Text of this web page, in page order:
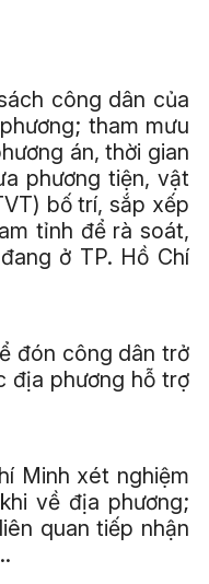
công dân của
tham mưu
án, thời gian
phương tiện, vật
bố trí, sắp xếp
tỉnh để rà soát,
ở TP. Hồ Chí
đón công dân trở
địa phương hỗ trợ
Minh xét nghiệm
về địa phương;
quan tiếp nhận